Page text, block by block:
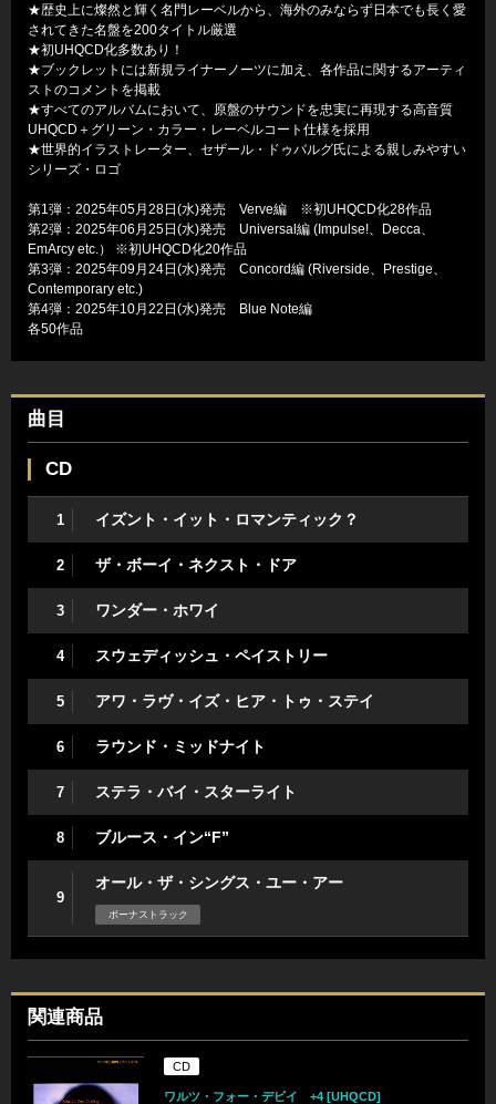
★歴史上に燦然と輝く名門レーベルから、海外のみならず日本でも長く愛
されてきた名盤を200タイトル厳選
★初UHQCD化多数あり！
★ブックレットには新規ライナーノーツに加え、各作品に関するアーティ
ストのコメントを掲載
★すべてのアルバムにおいて、原盤のサウンドを忠実に再現する高音質
UHQCD＋グリーン・カラー・レーベルコート仕様を採用
★世界的イラストレーター、セザール・ドゥバルグ氏による親しみやすい
シリーズ・ロゴ
第1弾：2025年05月28日(水)発売 Verve編 ※初UHQCD化28作品
第2弾：2025年06月25日(水)発売 Universal編 (Impulse!、Decca、
EmArcy etc.） ※初UHQCD化20作品
第3弾：2025年09月24日(水)発売 Concord編 (Riverside、Prestige、
Contemporary etc.)
第4弾：2025年10月22日(水)発売 Blue Note編
各50作品
曲目
CD
1 イズント・イット・ロマンティック？
2 ザ・ボーイ・ネクスト・ドア
3 ワンダー・ホワイ
4 スウェディッシュ・ペイストリー
5 アワ・ラヴ・イズ・ヒア・トゥ・ステイ
6 ラウンド・ミッドナイト
7 ステラ・バイ・スターライト
8 ブルース・イン“F”
9
オール・ザ・シングス・ユー・アー
ボーナストラック
関連商品
CD
ワルツ・フォー・デビイ +4 [UHQCD]